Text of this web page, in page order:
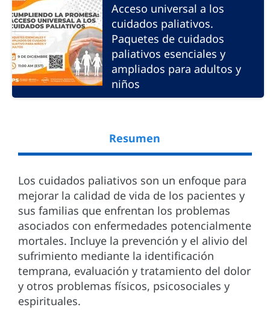
Acceso universal a los
cuidados paliativos.
Paquetes de cuidados
paliativos esenciales y
ampliados para adultos y
niños
Resumen
Los cuidados paliativos son un enfoque para
mejorar la calidad de vida de los pacientes y
sus familias que enfrentan los problemas
asociados con enfermedades potencialmente
mortales. Incluye la prevención y el alivio del
sufrimiento mediante la identificación
temprana, evaluación y tratamiento del dolor
y otros problemas físicos, psicosociales y
espirituales.